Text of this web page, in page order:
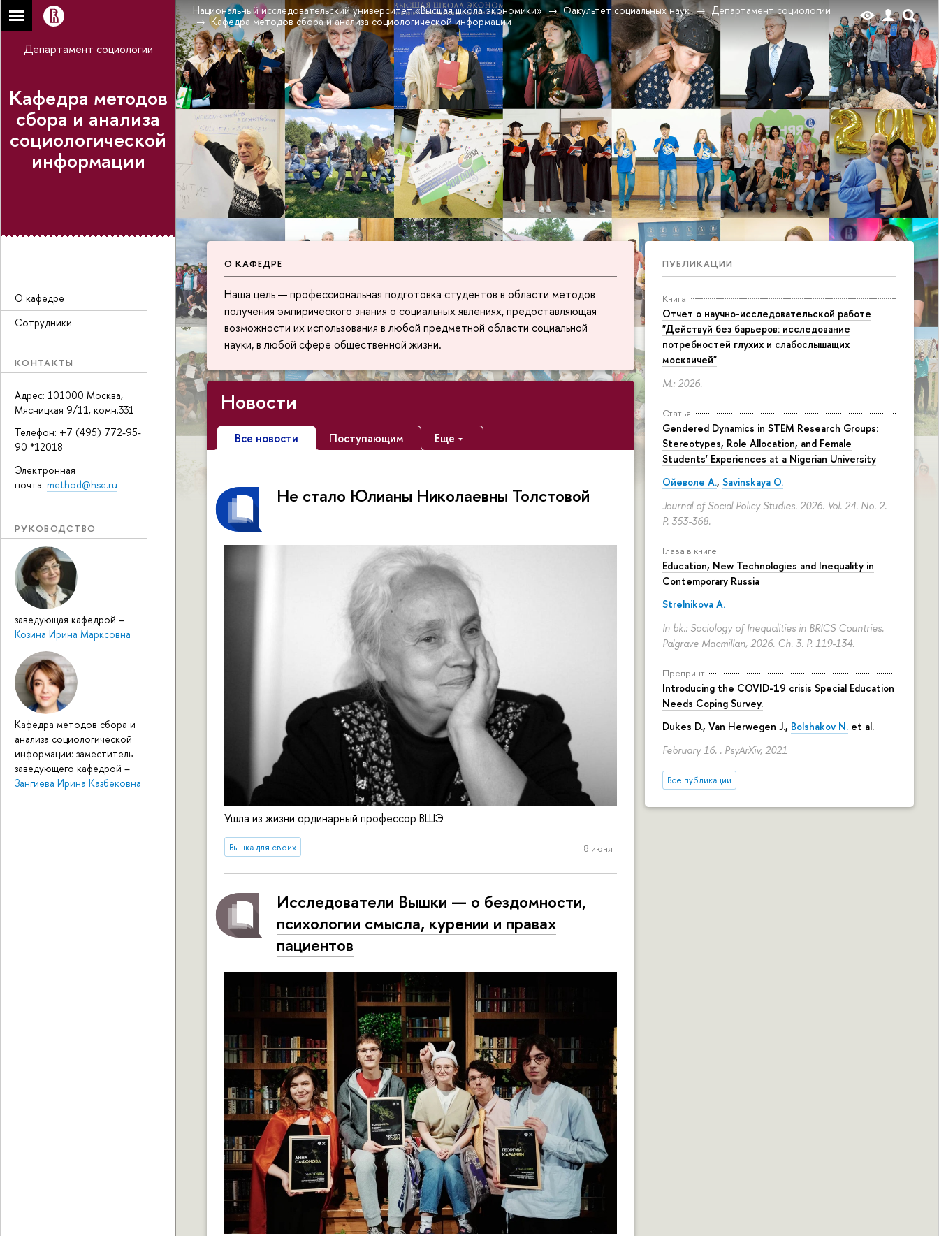
Национальный исследовательский университет «Высшая школа экономики» Факультет социальных наук
Департамент социологии
Кафедра методов сбора и анализа социологической информации
Департамент социологии
Кафедра методов
сбора и анализа
социологической
информации
О кафедре
Сотрудники
КОНТАКТЫ
Адрес: 101000 Москва,
Мясницкая 9/11, комн.331
Телефон: +7 (495) 772-95-
90 *12018
Электронная
почта: method@hse.ru
РУКОВОДСТВО
заведующая кафедрой –
Козина Ирина Марксовна
Кафедра методов сбора и
анализа социологической
информации: заместитель
заведующего кафедрой –
Зангиева Ирина Казбековна
ПУБЛИКАЦИИ
Книга
Отчет о научно-исследовательской работе
"Действуй без барьеров: исследование
потребностей глухих и слабослышащих
москвичей"
М.: 2026.
Статья
Gendered Dynamics in STEM Research Groups:
Stereotypes, Role Allocation, and Female
Students' Experiences at a Nigerian University
Ойеволе А., Savinskaya O.
Journal of Social Policy Studies. 2026. Vol. 24. No. 2.
P. 353-368.
Глава в книге
Education, New Technologies and Inequality in
Contemporary Russia
Strelnikova A.
In bk.: Sociology of Inequalities in BRICS Countries.
Palgrave Macmillan, 2026. Ch. 3. P. 119-134.
Препринт
Introducing the COVID-19 crisis Special Education
Needs Coping Survey.
Dukes D., Van Herwegen J., Bolshakov N. et al.
February 16. . PsyArXiv, 2021
Все публикации
О КАФЕДРЕ
Наша цель — профессиональная подготовка студентов в области методов
получения эмпирического знания о социальных явлениях, предоставляющая
возможности их использования в любой предметной области социальной
науки, в любой сфере общественной жизни.
Новости
Все новости Поступающим Еще
Не стало Юлианы Николаевны Толстовой
Ушла из жизни ординарный профессор ВШЭ
Вышка для своих 8 июня
Исследователи Вышки — о бездомности,
психологии смысла, курении и правах
пациентов